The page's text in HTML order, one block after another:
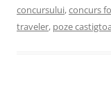
concursului,concurs
traveler, poze